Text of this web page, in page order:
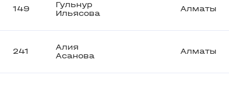
149
Гульнур
Ильясова
Алматы
241
Алия
Асанова
Алматы